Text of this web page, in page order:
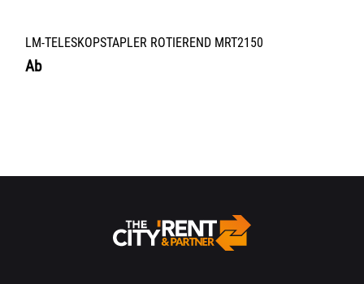
LM-TELESKOPSTAPLER ROTIEREND MRT2150
Ab